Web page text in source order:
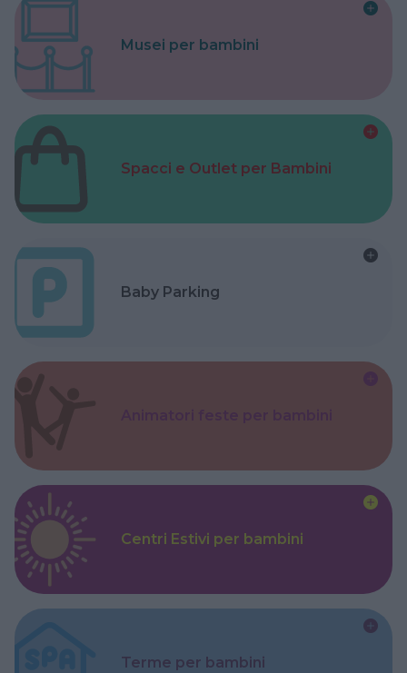
Musei per bambini
Spacci e Outlet per Bambini
Baby Parking
Centri Estivi per bambini
Terme per bambini